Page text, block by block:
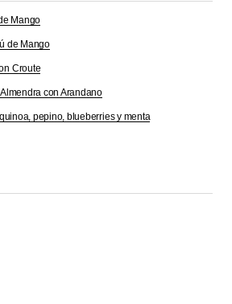
Mango
de Mango
Croute
con Arandano
pepino, blueberries y menta